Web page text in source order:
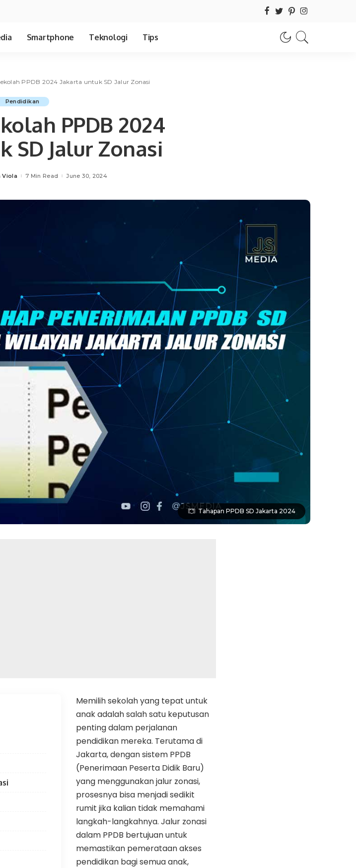
Smartphone Teknologi Tips
PPDB 2024 Jakarta untuk SD Jalur Zonasi
Pendidikan
PPDB 2024
SD Jalur Zonasi
Viola 7 Min Read June 30, 2024
Tahapan PPDB SD Jakarta 2024
Memilih sekolah yang tepat untuk
anak adalah salah satu keputusan
penting dalam perjalanan
pendidikan mereka. Terutama di
Jakarta, dengan sistem PPDB
(Penerimaan Peserta Didik Baru)
yang menggunakan jalur zonasi,
prosesnya bisa menjadi sedikit
rumit jika kalian tidak memahami
langkah-langkahnya. Jalur zonasi
dalam PPDB bertujuan untuk
memastikan pemerataan akses
pendidikan bagi semua anak,